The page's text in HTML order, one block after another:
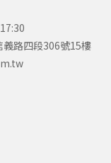
路四段306號15樓